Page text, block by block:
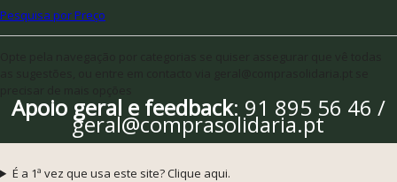
Pesquisa por Preço
Apoio geral e feedback: 91 895 56 46 /
geral@comprasolidaria.pt
É a 1ª vez que usa este site? Clique aqui.